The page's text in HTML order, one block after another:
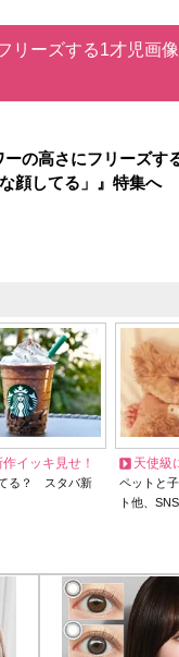
リーズする1才児画像
の高さにフリーズす
顔してる」』特集へ
イッキ見せ！
る？ スタバ新
天使級
ペットと
ト他、